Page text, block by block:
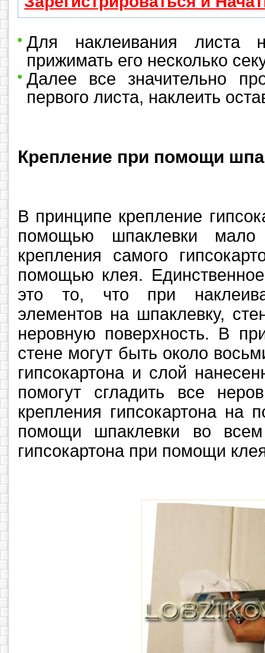
Для наклеивания листа
прижимать его несколько
Далее все значительно
первого листа, наклеить
Крепление при помощи
В принципе крепление
помощью шпаклевки мало
крепления самого
помощью клея.
это то, что при
элементов на шпаклевку,
неровную поверхность. В
стене могут быть около
гипсокартона и слой
помогут сгладить все
крепления гипсокартона на
помощи шпаклевки во
гипсокартона при помощи